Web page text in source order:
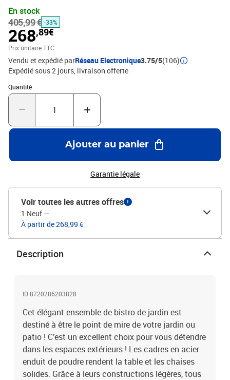
constructions légères, tous les articles sont faciles à déplacer. La
résine tressée résistante aux intempéries et le dessus en bois
d’acacia avec une finition à l'huile sont faciles à nettoyer avec un
chiffon humide. Les fauteuils sont conçus avec des dossiers
incurvés et des accoudoirs pour un confort maximal. Les coussins
sont inclus pour un soutien supplémentaire et la housse à
fermeture éclair est amovible pour faciliter le lavage.Couleur :
grisMatériau : résine tressée, acier, bois d'acacia massif avec
finition à l'huile, tissu (100 % polyester)Dimensions de la table
basse : 41,5 x 41,5 x 43 cm (L x l x H)Dimensions de la chaise : 58 x
(l x P x H)Hauteur des accoudoirs à partir du sol : 61
cmDimensions du dossier : 43/51 x 95 cm (l x H)Épaisseur du
coussin de siège : 4 cmDossiers inclinablesCapacité de charge
maximale (par siège) : 110 kgL'assemblage est requisLa livraison
contient :1 x table basse2 x fauteuil
En stock
405,99 € -33%
268,89€
Prix unitaire TTC
Vendu et expédié parRéseau Electronique3.75/5(106)
Expédié sous 2 jours livraison offerte
Quantité
Quantité : 1
Ajouter au panier
Garantie légale
Voir toutes les autres offres 1
1 Neuf —
À partir de 268,99 €
Description
ID 8720286203828
Cet élégant ensemble de bistro de jardin est
destiné à être le point de mire de votre jardin ou
patio ! C’est un excellent choix pour vous détendre
dans les espaces extérieurs ! Les cadres en acier
enduit de poudre rendent la table et les chaises
solides. Grâce à leurs constructions légères, tous